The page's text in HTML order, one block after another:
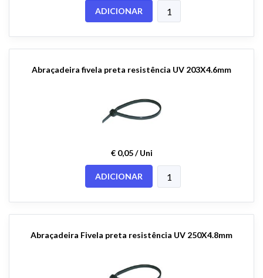
ADICIONAR
Abraçadeira fivela preta resistência UV 203X4.6mm
€ 0,05 / Uni
ADICIONAR
Abraçadeira Fivela preta resistência UV 250X4.8mm